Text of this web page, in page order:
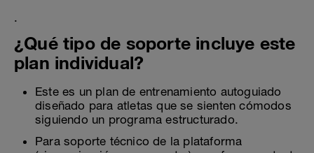
.
¿Qué tipo de soporte incluye este
plan individual?
Este es un plan de entrenamiento autoguiado
diseñado para atletas que se sienten cómodos
siguiendo un programa estructurado.
Para soporte técnico de la plataforma